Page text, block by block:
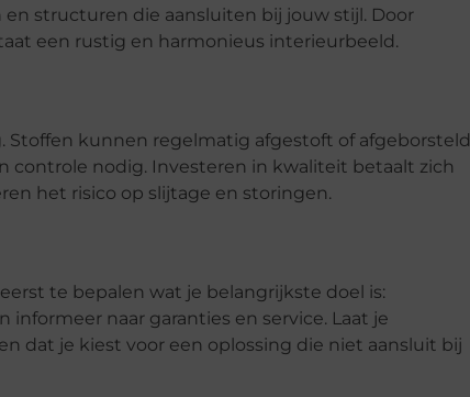
structuren die aansluiten bij jouw stijl. Door
een rustig en harmonieus interieurbeeld.
kunnen regelmatig afgestoft of afgeborsteld
controle nodig. Investeren in kwaliteit betaalt zich
het risico op slijtage en storingen.
te bepalen wat je belangrijkste doel is:
naar garanties en service. Laat je
dat je kiest voor een oplossing die niet aansluit bij